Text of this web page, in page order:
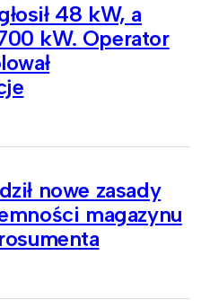
48 kW, a
kW. Operator
nowe zasady
magazynu